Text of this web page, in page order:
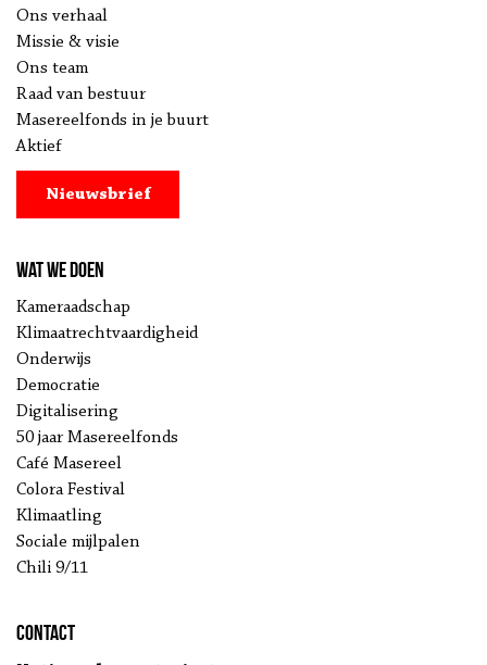
Ons verhaal
Missie & visie
Ons team
Raad van bestuur
Masereelfonds in je buurt
Aktief
Nieuwsbrief
Wat we doen
Kameraadschap
Klimaatrechtvaardigheid
Onderwijs
Democratie
Digitalisering
50 jaar Masereelfonds
Café Masereel
Colora Festival
Klimaatling
Sociale mijlpalen
Chili 9/11
Contact